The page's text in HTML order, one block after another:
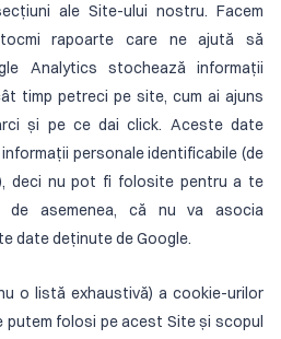
ale Site-ului nostru. Facem
rapoarte care ne ajută să
Analytics stochează informații
timp petreci pe site, cum ai ajuns
și pe ce dai click. Aceste date
personale identificabile (de
deci nu pot fi folosite pentru a te
de asemenea, că nu va asocia
date deținute de Google.
o listă exhaustivă) a cookie-urilor
putem folosi pe acest Site și scopul